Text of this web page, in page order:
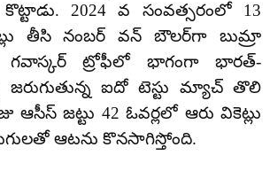
కొట్టాడు. 2024 వ సంవత్సరంలో 13
తీసి నంబర్ వన్ బౌలర్‌గా బుమ్రా
గవాస్కర్ ట్రోఫీలో భాగంగా భారత్-
ఐదో టెస్టు మ్యాచ్ తొలి
ఆసీస్ జట్టు 42 ఓవర్లలో ఆరు వికెట్లు
ఆటను కొనసాగిస్తోంది.